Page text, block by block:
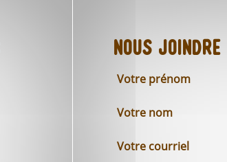
Nous joindre
Votre prénom
Votre nom
Votre courriel